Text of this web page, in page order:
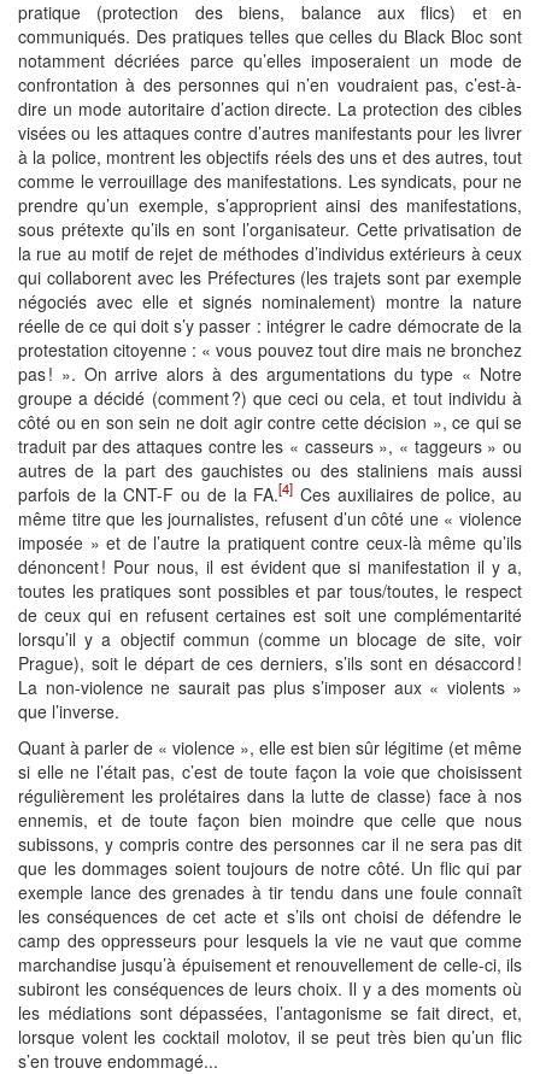
pratique (protection des biens, balance aux flics) et en
communiqués. Des pratiques telles que celles du Black Bloc sont
notamment décriées parce qu’elles imposeraient un mode de
confrontation à des personnes qui n’en voudraient pas, c’est-à-
dire un mode autoritaire d’action directe. La protection des cibles
visées ou les attaques contre d’autres manifestants pour les livrer
à la police, montrent les objectifs réels des uns et des autres, tout
comme le verrouillage des manifestations. Les syndicats, pour ne
prendre qu’un exemple, s’approprient ainsi des manifestations,
sous prétexte qu’ils en sont l’organisateur. Cette privatisation de
la rue au motif de rejet de méthodes d’individus extérieurs à ceux
qui collaborent avec les Préfectures (les trajets sont par exemple
négociés avec elle et signés nominalement) montre la nature
réelle de ce qui doit s’y passer : intégrer le cadre démocrate de la
protestation citoyenne : « vous pouvez tout dire mais ne bronchez
pas ! ». On arrive alors à des argumentations du type « Notre
groupe a décidé (comment ?) que ceci ou cela, et tout individu à
côté ou en son sein ne doit agir contre cette décision », ce qui se
traduit par des attaques contre les « casseurs », « taggeurs » ou
autres de la part des gauchistes ou des staliniens mais aussi
parfois de la CNT-F ou de la FA.[4] Ces auxiliaires de police, au
même titre que les journalistes, refusent d’un côté une « violence
imposée » et de l’autre la pratiquent contre ceux-là même qu’ils
dénoncent ! Pour nous, il est évident que si manifestation il y a,
toutes les pratiques sont possibles et par tous/toutes, le respect
de ceux qui en refusent certaines est soit une complémentarité
lorsqu’il y a objectif commun (comme un blocage de site, voir
Prague), soit le départ de ces derniers, s’ils sont en désaccord !
La non-violence ne saurait pas plus s’imposer aux « violents »
que l’inverse.
Quant à parler de « violence », elle est bien sûr légitime (et même
si elle ne l’était pas, c’est de toute façon la voie que choisissent
régulièrement les prolétaires dans la lutte de classe) face à nos
ennemis, et de toute façon bien moindre que celle que nous
subissons, y compris contre des personnes car il ne sera pas dit
que les dommages soient toujours de notre côté. Un flic qui par
exemple lance des grenades à tir tendu dans une foule connaît
les conséquences de cet acte et s’ils ont choisi de défendre le
camp des oppresseurs pour lesquels la vie ne vaut que comme
marchandise jusqu’à épuisement et renouvellement de celle-ci, ils
subiront les conséquences de leurs choix. Il y a des moments où
les médiations sont dépassées, l’antagonisme se fait direct, et,
lorsque volent les cocktail molotov, il se peut très bien qu’un flic
s’en trouve endommagé...